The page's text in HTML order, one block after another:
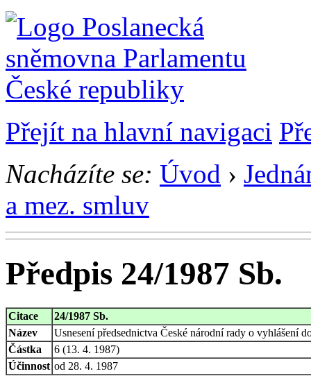
Přejít na hlavní navigaci
Nacházíte se: Úvod ›
a mez. smluv
Předpis 24/1987 Sb.
Citace
24/1987 Sb.
Název
Usnesení předsednictva České národní rady o vyhlášení
Částka
6 (13. 4. 1987)
Účinnost od 28. 4. 1987